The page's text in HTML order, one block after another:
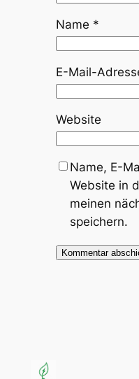
Name *
E-Mail-
Website
Name, E-
Website in
meinen
speichern.